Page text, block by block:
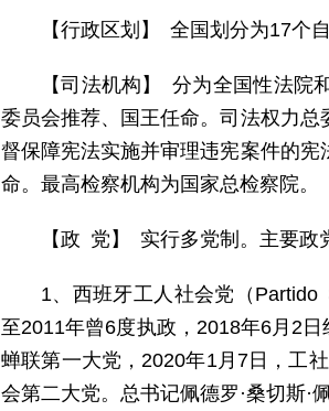
【行政区划】 全国划分为17个
【司法机构】 分为全国性法院
委员会推荐、国王任命。司法权力
督保障宪法实施并审理违宪案件的
命。最高检察机构为国家总检察院。
【政 党】 实行多党制。主要政
1、西班牙工人社会党（
至2011年曾6度执政，2018年6月2
蝉联第一大党，2020年1月7日，工
会第二大党。总书记佩德罗·桑切斯·